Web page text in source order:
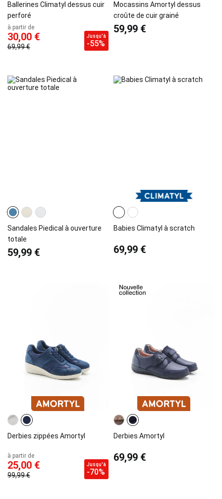
Ballerines Climatyl dessus cuir
perforé
à partir de
30,00 €
69,99 €
Jusqu'à
-55%
Mocassins Amortyl dessus
croûte de cuir grainé
59,99 €
Sandales Piedical à ouverture
totale
59,99 €
Babies Climatyl à scratch
69,99 €
Derbies zippées Amortyl
à partir de
25,00 €
99,99 €
Jusqu'à
-70%
Derbies Amortyl
69,99 €